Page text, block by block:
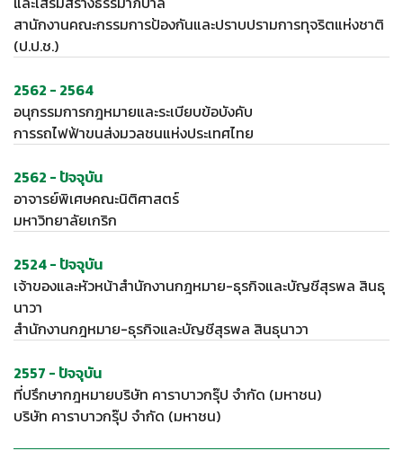
สานักงานคณะกรรมการป้องกันและปราบปรามการทุจริตแห่งชาติ
(ป.ป.ช.)
2562 - 2564
อนุกรรมการกฎหมายและระเบียบข้อบังคับ
การรถไฟฟ้าขนส่งมวลชนแห่งประเทศไทย
2562 - ปัจจุบัน
อาจารย์พิเศษคณะนิติศาสตร์
มหาวิทยาลัยเกริก
2524 - ปัจจุบัน
เจ้าของและหัวหน้าสำนักงานกฎหมาย-ธุรกิจและบัญชีสุรพล สินธุ
นาวา
สำนักงานกฎหมาย-ธุรกิจและบัญชีสุรพล สินธุนาวา
2557 - ปัจจุบัน
ที่ปรึกษากฎหมายบริษัท คาราบาวกรุ๊ป จำกัด (มหาชน)
บริษัท คาราบาวกรุ๊ป จำกัด (มหาชน)